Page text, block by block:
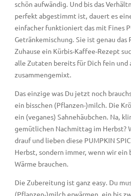
schön aufwändig. Und bis das
perfekt abgestimmt ist, dauert es
einfacher funktioniert das mit Fines
Getränkemischung. Sie ist genau
Zuhause ein Kürbis-Kaffee-Rezept
alle Zutaten bereits für Dich fein und
zusammengemixt.
Das einzige was Du jetzt noch
ein bisschen (Pflanzen-)milch. Die
ein (veganes) Sahnehäubchen. Na,
gemütlichen Nachmittag im Herbst?
drauf und lieben diese PUMPKIN
Herbst, sondern immer, wenn wir ein
Wärme brauchen.
Die Zubereitung ist ganz easy. Du
(Pflanzen-)milch erwärmen, ein bis